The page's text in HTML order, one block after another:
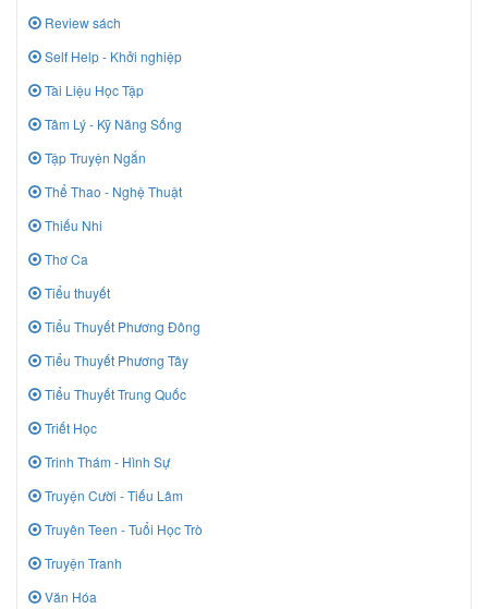
Review sách
Self Help - Khởi nghiệp
Tài Liệu Học Tập
Tâm Lý - Kỹ Năng Sống
Tập Truyện Ngắn
Thể Thao - Nghệ Thuật
Thiếu Nhi
Thơ Ca
Tiểu thuyết
Tiểu Thuyết Phương Đông
Tiểu Thuyết Phương Tây
Tiểu Thuyết Trung Quốc
Triết Học
Trinh Thám - Hình Sự
Truyện Cười - Tiếu Lâm
Truyên Teen - Tuổi Học Trò
Truyện Tranh
Văn Hóa